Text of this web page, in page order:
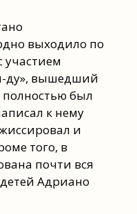
выходило по
ду», вышедший
полностью был
к нему
и
того, в
почти вся
Адриано